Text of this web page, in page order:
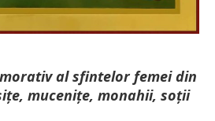
al sfintelor femei din
mu­cenițe, monahii, soții